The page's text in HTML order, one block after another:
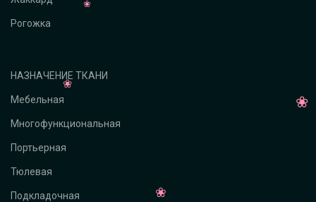
Рогожка
НАЗНАЧЕНИЕ ТКАНИ
Мебельная
Многофункциональная
Портьерная
Тюлевая
Подкладочная